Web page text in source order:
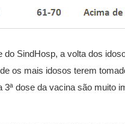
SindHosp, a volta dos
os mais idosos terem
dose da vacina são muito